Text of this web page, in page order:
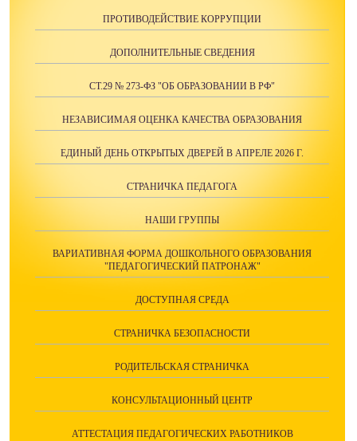
ПРОТИВОДЕЙСТВИЕ КОРРУПЦИИ
ДОПОЛНИТЕЛЬНЫЕ СВЕДЕНИЯ
СТ.29 № 273-ФЗ "ОБ ОБРАЗОВАНИИ В РФ"
НЕЗАВИСИМАЯ ОЦЕНКА КАЧЕСТВА ОБРАЗОВАНИЯ
ЕДИНЫЙ ДЕНЬ ОТКРЫТЫХ ДВЕРЕЙ В АПРЕЛЕ 2026 Г.
СТРАНИЧКА ПЕДАГОГА
НАШИ ГРУППЫ
ВАРИАТИВНАЯ ФОРМА ДОШКОЛЬНОГО ОБРАЗОВАНИЯ
"ПЕДАГОГИЧЕСКИЙ ПАТРОНАЖ"
ДОСТУПНАЯ СРЕДА
СТРАНИЧКА БЕЗОПАСНОСТИ
РОДИТЕЛЬСКАЯ СТРАНИЧКА
КОНСУЛЬТАЦИОННЫЙ ЦЕНТР
АТТЕСТАЦИЯ ПЕДАГОГИЧЕСКИХ РАБОТНИКОВ